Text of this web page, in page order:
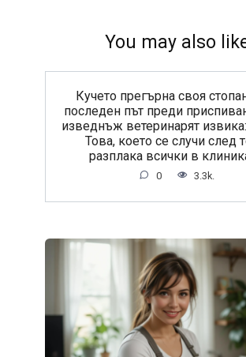
You may also
Кучето прегърна своя
последен път преди
изведнъж ветеринарят извика:
Това, което се случи след
разплака всички в
0 3.3k.